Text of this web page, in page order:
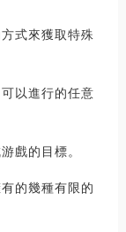
式來獲取特殊
以進行的任意
戲的目標。
的幾種有限的